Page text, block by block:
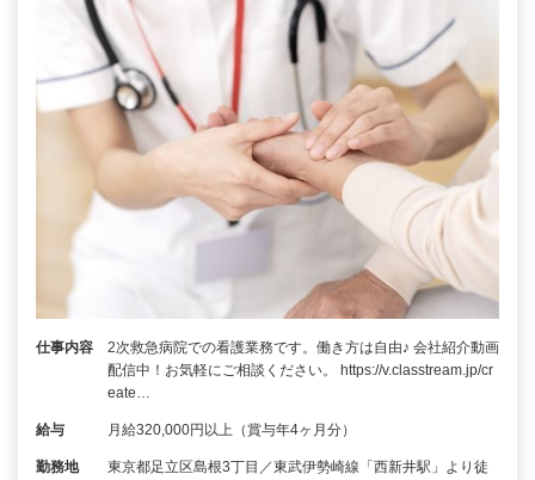
仕事内容
2次救急病院での看護業務です。働き方は自由♪ 会社紹介動画
配信中！お気軽にご相談ください。 https://v.classtream.jp/cr
eate…
給与 月給320,000円以上（賞与年4ヶ月分）
勤務地
東京都足立区島根3丁目／東武伊勢崎線「西新井駅」より徒